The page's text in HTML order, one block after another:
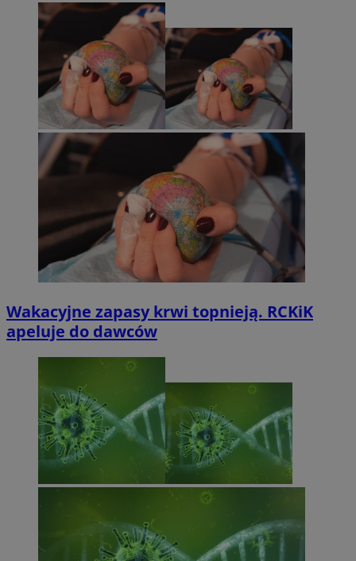
Wakacyjne zapasy krwi topnieją. RCKiK
apeluje do dawców